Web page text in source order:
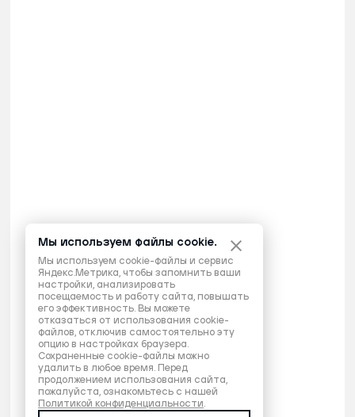
Мы используем файлы cookie.
Мы используем cookie-файлы и сервис
Яндекс.Метрика, чтобы запомнить ваши
настройки, анализировать
посещаемость и работу сайта, повышать
его эффективность. Вы можете
отказаться от использования cookie-
файлов, отключив самостоятельно эту
опцию в настройках браузера.
Сохраненные cookie-файлы можно
удалить в любое время. Перед
продолжением использования сайта,
пожалуйста, ознакомьтесь с нашей
Политикой конфиденциальности.